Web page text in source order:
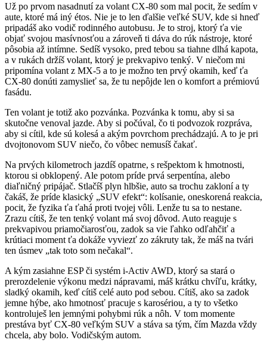
Už po prvom nasadnutí za volant CX-80 som mal pocit, že sedím v
aute, ktoré má iný étos. Nie je to len ďalšie veľké SUV, kde si hneď
pripadáš ako vodič rodinného autobusu. Je to stroj, ktorý ťa vie
objať svojou masívnosťou a zároveň ti dáva do rúk nástroje, ktoré
pôsobia až intímne. Sedíš vysoko, pred tebou sa tiahne dlhá kapota,
a v rukách držíš volant, ktorý je prekvapivo tenký. V niečom mi
pripomína volant z MX-5 a to je možno ten prvý okamih, keď ťa
CX-80 donúti zamyslieť sa, že tu nepôjde len o komfort a prémiovú
fasádu.
Ten volant je totiž ako pozvánka. Pozvánka k tomu, aby si sa
skutočne venoval jazde. Aby si počúval, čo ti podvozok rozpráva,
aby si cítil, kde sú kolesá a akým povrchom prechádzajú. A to je pri
dvojtonovom SUV niečo, čo vôbec nemusíš čakať.
Na prvých kilometroch jazdíš opatrne, s rešpektom k hmotnosti,
ktorou si obklopený. Ale potom príde prvá serpentína, alebo
diaľničný pripájač. Stlačíš plyn hlbšie, auto sa trochu zakloní a ty
čakáš, že príde klasický „SUV efekt“: kolísanie, oneskorená reakcia,
pocit, že fyzika ťa ťahá proti tvojej vôli. Lenže tu sa to nestane.
Zrazu cítiš, že ten tenký volant má svoj dôvod. Auto reaguje s
prekvapivou priamočiarosťou, zadok sa vie ľahko odľahčiť a
krútiaci moment ťa dokáže vyviezť zo zákruty tak, že máš na tvári
ten úsmev „tak toto som nečakal“.
A kým zasiahne ESP či systém i-Activ AWD, ktorý sa stará o
prerozdelenie výkonu medzi nápravami, máš krátku chvíľu, krátky,
sladký okamih, keď cítiš celé auto pod sebou. Cítiš, ako sa zadok
jemne hýbe, ako hmotnosť pracuje s karosériou, a ty to všetko
kontroluješ len jemnými pohybmi rúk a nôh. V tom momente
prestáva byť CX-80 veľkým SUV a stáva sa tým, čím Mazda vždy
chcela, aby bolo. Vodičským autom.